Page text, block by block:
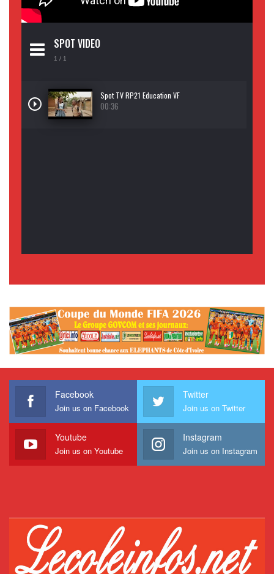
SPOT VIDEO
1 / 1
Spot TV RP21 Education VF
00:36
Facebook
Join us on Facebook
Twitter
Join us on Twitter
Youtube
Join us on Youtube
Instagram
Join us on Instagram